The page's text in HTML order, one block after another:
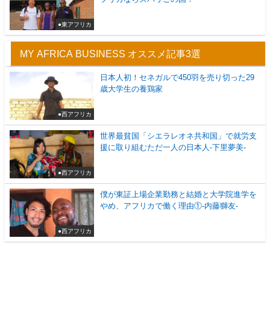
●東アフリカ
MY AFRICA BUSINESS オススメ記事3選
●西アフリカ
日本人初！セネガルで450羽を売り切った29
歳大学生の養鶏家
●西アフリカ
世界最貧国「シエラレオネ共和国」で就労支
援に取り組むただ一人の日本人-下里夢美-
●西アフリカ
僕が東証上場企業勤務と結婚と大学院進学を
やめ、アフリカで働く理由①-内藤獅友-